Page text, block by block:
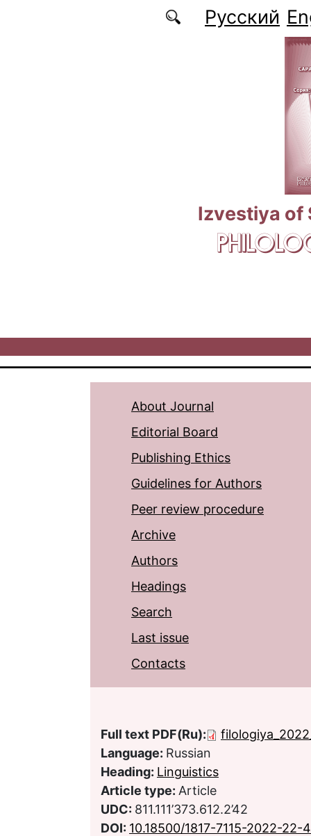
Русский
Izvestiya of
About Journal
Editorial Board
Publishing Ethics
Guidelines for Authors
Peer review procedure
Archive
Authors
Headings
Search
Last issue
Contacts
Full text PDF(Ru):
Language: Russian
Heading: Linguistics
Article type: Article
UDC: 811.111’373.612.2’42
DOI: 10.18500/1817-7115-2022-22-